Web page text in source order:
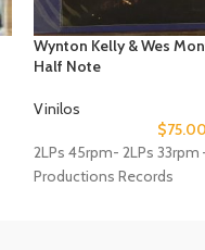
Wynton Kelly & Wes
Half Note
Vinilos
$
2LPs 45rpm- 2LPs 33rpm
Productions Records